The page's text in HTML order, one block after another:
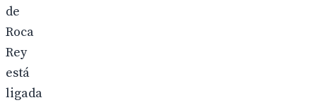
de
Roca
Rey
está
ligada